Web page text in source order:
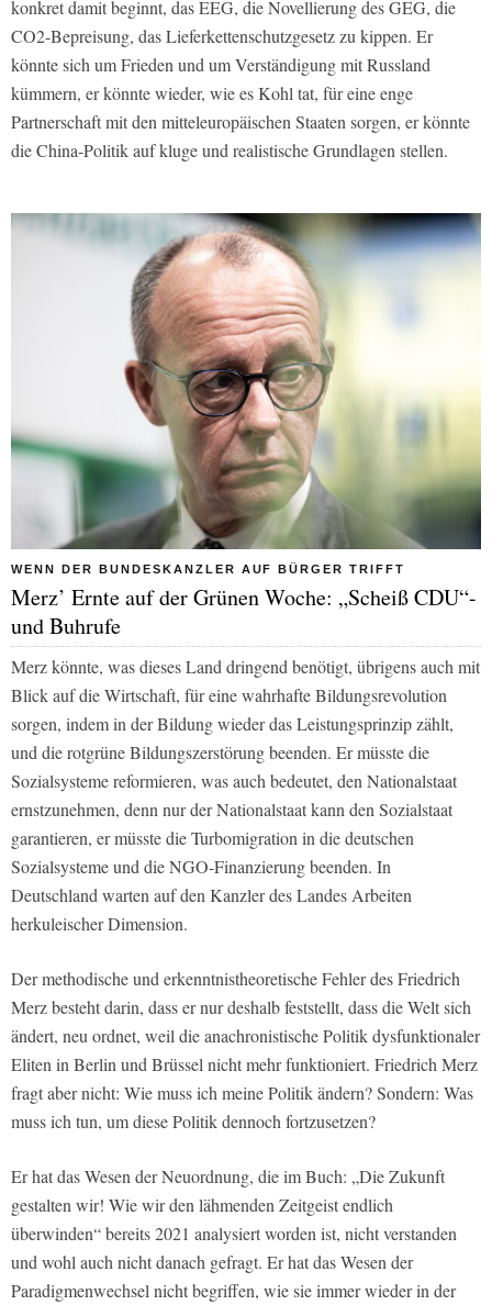
konkret damit beginnt, das EEG, die Novellierung des GEG, die
CO2-Bepreisung, das Lieferkettenschutzgesetz zu kippen. Er
könnte sich um Frieden und um Verständigung mit Russland
kümmern, er könnte wieder, wie es Kohl tat, für eine enge
Partnerschaft mit den mitteleuropäischen Staaten sorgen, er könnte
die China-Politik auf kluge und realistische Grundlagen stellen.
WENN DER BUNDESKANZLER AUF BÜRGER TRIFFT
Merz’ Ernte auf der Grünen Woche: „Scheiß CDU“-
und Buhrufe
Merz könnte, was dieses Land dringend benötigt, übrigens auch mit
Blick auf die Wirtschaft, für eine wahrhafte Bildungsrevolution
sorgen, indem in der Bildung wieder das Leistungsprinzip zählt,
und die rotgrüne Bildungszerstörung beenden. Er müsste die
Sozialsysteme reformieren, was auch bedeutet, den Nationalstaat
ernstzunehmen, denn nur der Nationalstaat kann den Sozialstaat
garantieren, er müsste die Turbomigration in die deutschen
Sozialsysteme und die NGO-Finanzierung beenden. In
Deutschland warten auf den Kanzler des Landes Arbeiten
herkuleischer Dimension.
Der methodische und erkenntnistheoretische Fehler des Friedrich
Merz besteht darin, dass er nur deshalb feststellt, dass die Welt sich
ändert, neu ordnet, weil die anachronistische Politik dysfunktionaler
Eliten in Berlin und Brüssel nicht mehr funktioniert. Friedrich Merz
fragt aber nicht: Wie muss ich meine Politik ändern? Sondern: Was
muss ich tun, um diese Politik dennoch fortzusetzen?
Er hat das Wesen der Neuordnung, die im Buch: „Die Zukunft
gestalten wir! Wie wir den lähmenden Zeitgeist endlich
überwinden“ bereits 2021 analysiert worden ist, nicht verstanden
und wohl auch nicht danach gefragt. Er hat das Wesen der
Paradigmenwechsel nicht begriffen, wie sie immer wieder in der